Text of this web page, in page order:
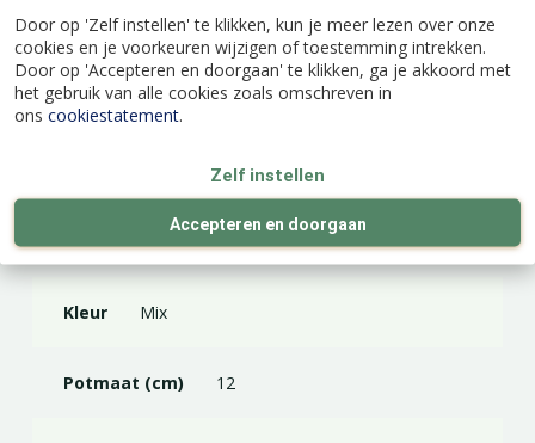
Door op 'Zelf instellen' te klikken, kun je meer lezen over onze
cookies en je voorkeuren wijzigen of toestemming intrekken.
Door op 'Accepteren en doorgaan' te klikken, ga je akkoord met
het gebruik van alle cookies zoals omschreven in
ons cookiestatement.
Zelf instellen
Accepteren en doorgaan
Specificaties
8717191027977
Latijnse naam Pelargonium Grandiflorum
Kleur Mix
Potmaat (cm) 12